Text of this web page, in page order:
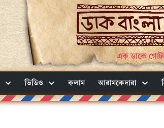
এক ডাকে গোটা
ভিডিও কলাম আরামকেদারা